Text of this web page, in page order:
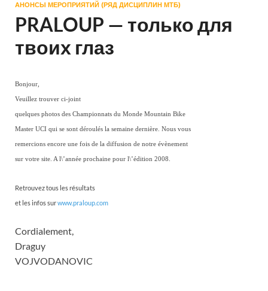
АНОНСЫ МЕРОПРИЯТИЙ (РЯД ДИСЦИПЛИН МТБ)
PRALOUP — только для
твоих глаз
Bonjour,
Veuillez trouver ci-joint
quelques photos des Championnats du Monde Mountain Bike
Master UCI qui se sont déroulés la semaine dernière. Nous vous
remercions encore une fois de la diffusion de notre évènement
sur votre site. A l\’année prochaine pour l\’édition 2008.
Retrouvez tous les résultats
et les infos surwww.praloup.com
Cordialement,
Draguy
VOJVODANOVIC